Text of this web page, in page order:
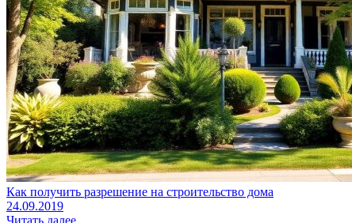
Как получить разрешение на строительство дома
24.09.2019